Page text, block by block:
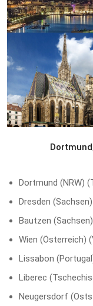
Dortmund (NRW)
Dresden
Bautzen
Wien (Österreich)
Lissabon
Liberec
Neugersdorf